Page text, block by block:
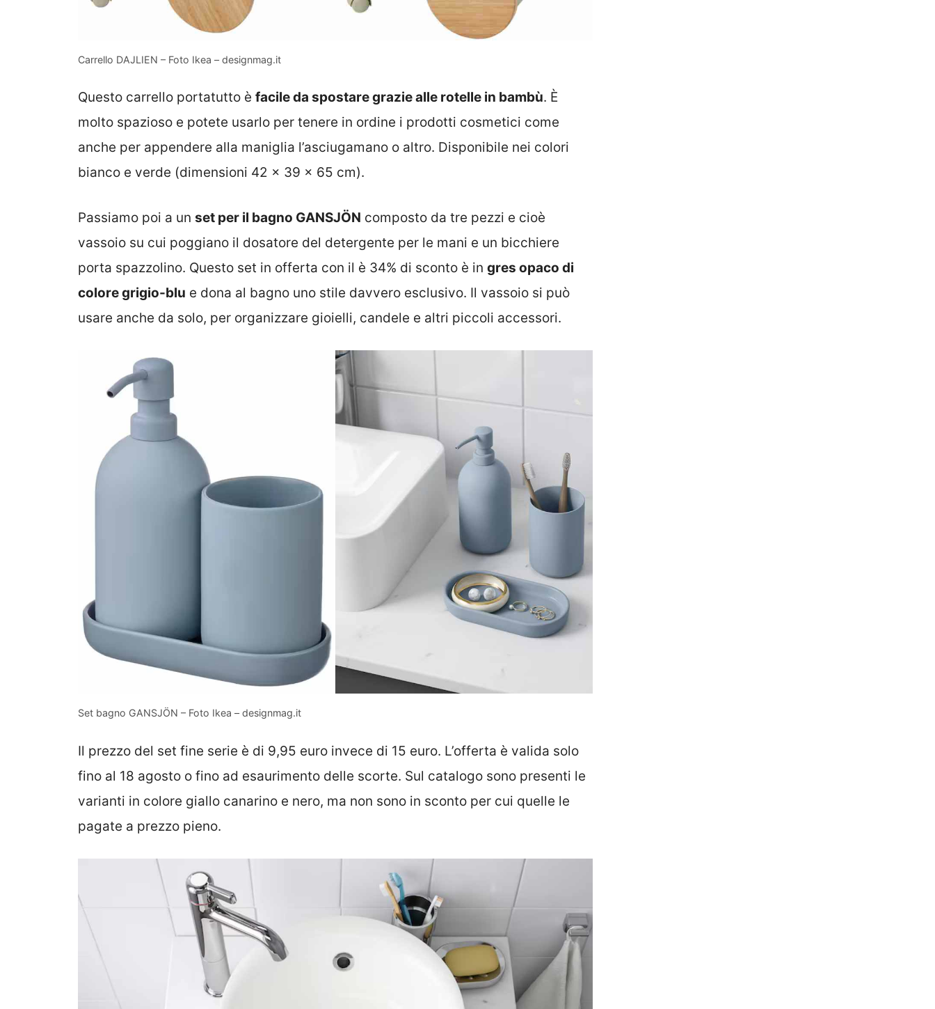
Carrello DAJLIEN – Foto Ikea – designmag.it
Questo carrello portatutto è facile da spostare grazie alle rotelle in bambù. È
molto spazioso e potete usarlo per tenere in ordine i prodotti cosmetici come
anche per appendere alla maniglia l’asciugamano o altro. Disponibile nei colori
bianco e verde (dimensioni 42 x 39 x 65 cm).
Passiamo poi a un set per il bagno GANSJÖN composto da tre pezzi e cioè
vassoio su cui poggiano il dosatore del detergente per le mani e un bicchiere
porta spazzolino. Questo set in offerta con il è 34% di sconto è in gres opaco di
colore grigio-blu e dona al bagno uno stile davvero esclusivo. Il vassoio si può
usare anche da solo, per organizzare gioielli, candele e altri piccoli accessori.
Set bagno GANSJÖN – Foto Ikea – designmag.it
Il prezzo del set fine serie è di 9,95 euro invece di 15 euro. L’offerta è valida solo
fino al 18 agosto o fino ad esaurimento delle scorte. Sul catalogo sono presenti le
varianti in colore giallo canarino e nero, ma non sono in sconto per cui quelle le
pagate a prezzo pieno.